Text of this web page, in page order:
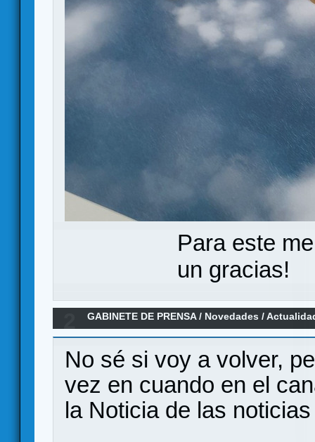
Para este
un gracias!
GABINETE DE PRENSA/ Novedades /
noticia
No sé si voy a volver,
vez en cuando en el
la Noticia de las